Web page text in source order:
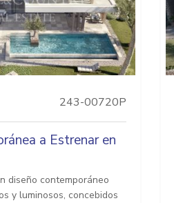
243-00720P
a Estrenar en
diseño contemporáneo
y luminosos, concebidos